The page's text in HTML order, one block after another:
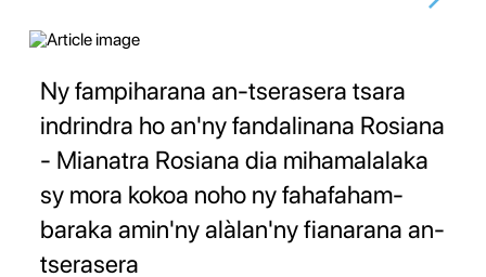
Ny fampiharana an-tserasera tsara
indrindra ho an'ny fandalinana Rosiana
- Mianatra Rosiana dia mihamalalaka
sy mora kokoa noho ny fahafaham-
baraka amin'ny alàlan'ny fianarana an-
tserasera